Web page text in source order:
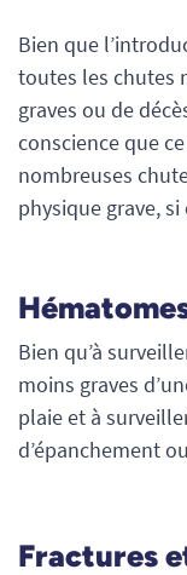
Bien que
toutes les chutes
graves ou de
conscience que
nombreuses
physique grave,
Bien qu’à
moins graves
plaie et à
d’épanchement
Fractures